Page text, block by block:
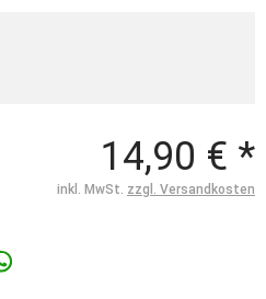
14,90 € *
inkl. MwSt. zzgl. Versandkosten